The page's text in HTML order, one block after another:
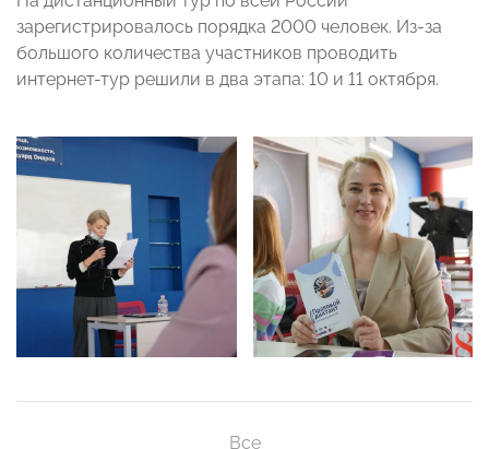
зарегистрировалось порядка 2000 человек. Из-за
большого количества участников проводить
интернет-тур решили в два этапа: 10 и 11 октября.
Все